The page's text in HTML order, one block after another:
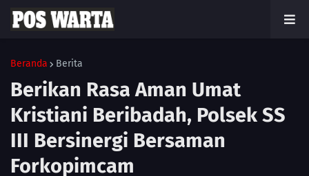
Beranda Berita
Berikan Rasa Aman Umat
Kristiani Beribadah, Polsek SS
III Bersinergi Bersaman
Forkopimcam